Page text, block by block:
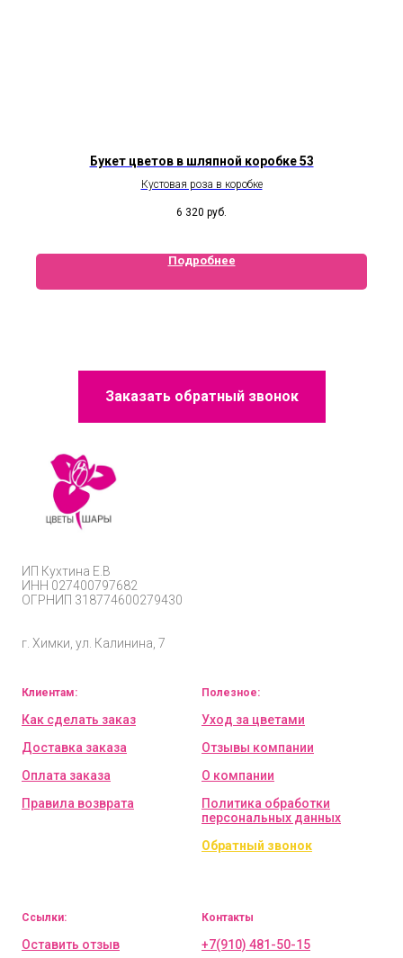
Букет цветов в шляпной коробке 53
Кустовая роза в коробке
6 320 руб.
Подробнее
Заказать обратный звонок
ИП Кухтина Е.В
ИНН 027400797682
ОГРНИП 318774600279430
г. Химки, ул. Калинина, 7
Клиентам:
Как сделать заказ
Доставка заказа
Оплата заказа
Правила возврата
Полезное:
Уход за цветами
Отзывы компании
О компании
Политика обработки
персональных данных
Обратный звонок
Ссылки:
Оставить отзыв
Контакты
+7(910) 481-50-15